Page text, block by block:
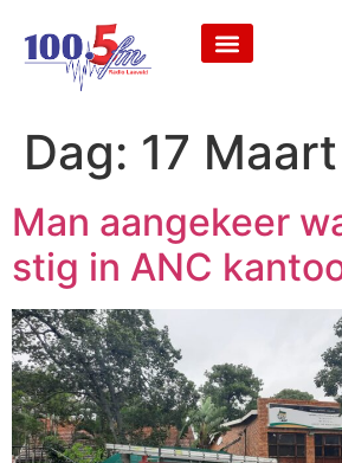
Dag: 17
Man aangekeer
stig in ANC